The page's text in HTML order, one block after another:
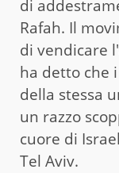
di
Rafah. Il
di vendicare
ha detto che
della stessa
un razzo
cuore di
Tel Aviv.